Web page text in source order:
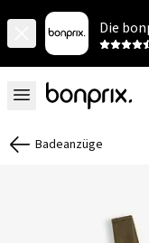
Die
Badeanzüge